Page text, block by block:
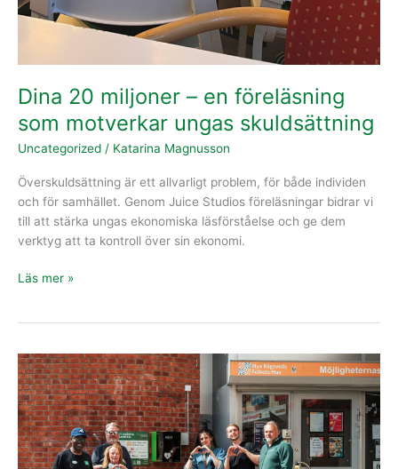
Dina 20 miljoner – en föreläsning
som motverkar ungas skuldsättning
Uncategorized / Katarina Magnusson
Överskuldsättning är ett allvarligt problem, för både individen
och för samhället. Genom Juice Studios föreläsningar bidrar vi
till att stärka ungas ekonomiska läsförståelse och ge dem
verktyg att ta kontroll över sin ekonomi.
Läs mer »
Rågsved
har
fått
sin
första
offentliga